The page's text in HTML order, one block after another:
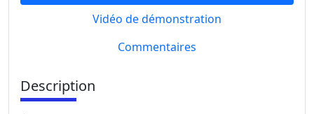
Vidéo de démonstration
Commentaires
Description